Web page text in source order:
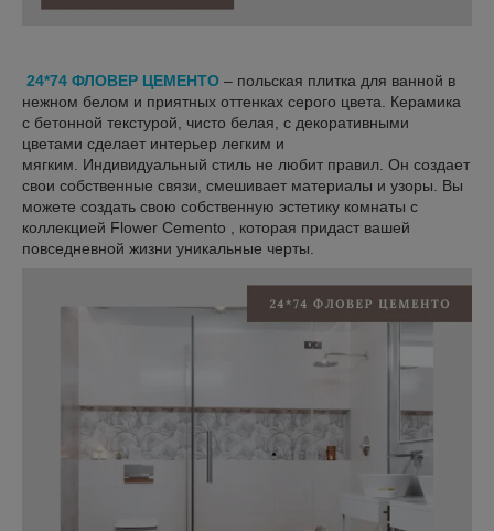
24*74 ФЛОВЕР ЦЕМЕНТО – польская плитка для ванной в
нежном белом и приятных оттенках серого цвета. Керамика
с бетонной текстурой, чисто белая, с декоративными
цветами сделает интерьер легким и
мягким. Индивидуальный стиль не любит правил. Он создает
свои собственные связи, смешивает материалы и узоры. Вы
можете создать свою собственную эстетику комнаты с
коллекцией Flower Cemento , которая придаст вашей
повседневной жизни уникальные черты.